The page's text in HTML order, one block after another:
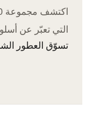
التي تعبّر عن
تسوّق العطور